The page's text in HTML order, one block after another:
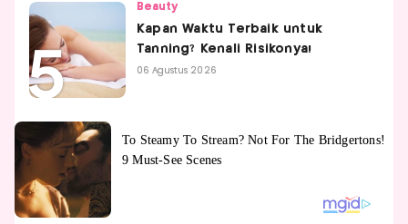
Beauty
Kapan Waktu Terbaik untuk
Tanning? Kenali Risikonya!
06 Agustus 2026